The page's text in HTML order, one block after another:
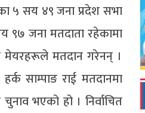
५ सय ४९ जना प्रदेश सभा
९७ जना मतदाता रहेकामा
मेयरहरूले मतदान गरेनन् ।
साम्पाङ राई मतदानमा
भएको हो । निर्वाचित